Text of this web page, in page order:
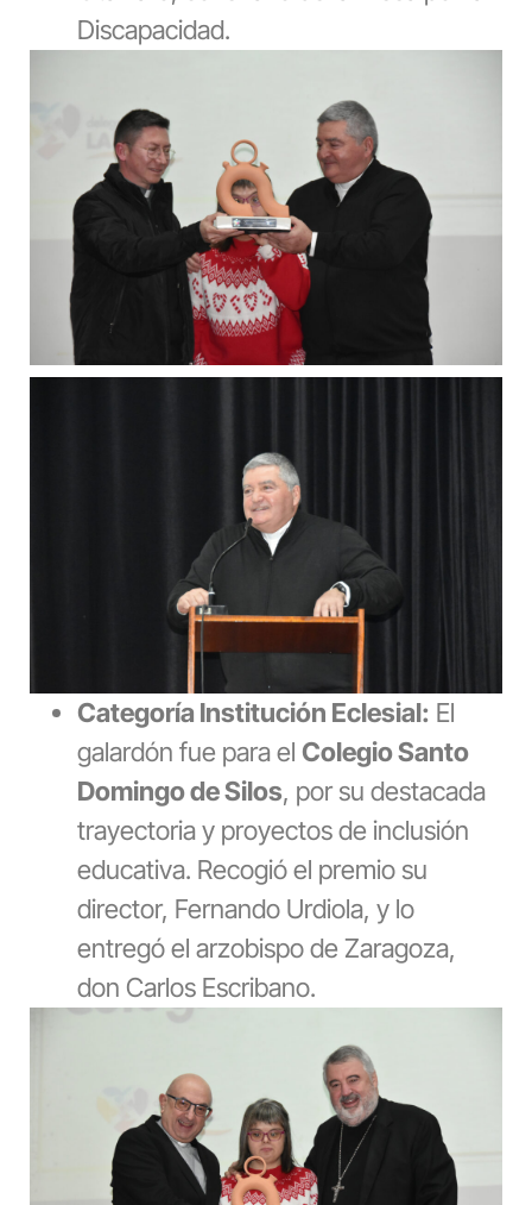
Discapacidad.
Categoría Institución Eclesial: El
galardón fue para el Colegio Santo
Domingo de Silos, por su destacada
trayectoria y proyectos de inclusión
educativa. Recogió el premio su
director, Fernando Urdiola, y lo
entregó el arzobispo de Zaragoza,
don Carlos Escribano.